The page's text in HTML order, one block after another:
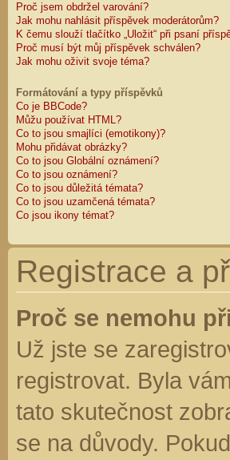
Proč jsem obdržel varování?
Jak mohu nahlásit příspěvek moderátorům?
K čemu slouží tlačítko „Uložit“ při psaní
Proč musí být můj příspěvek schválen?
Jak mohu oživit svoje téma?
Formátování a typy příspěvků
Co je BBCode?
Můžu používat HTML?
Co to jsou smajlíci (emotikony)?
Mohu přidávat obrázky?
Co to jsou Globální oznámení?
Co to jsou oznámení?
Co to jsou důležitá témata?
Co to jsou uzamčená témata?
Co jsou ikony témat?
Registrace a
Proč se nemohu
Už jste se
registrovat. Byla
tato skutečnost
se na důvody.